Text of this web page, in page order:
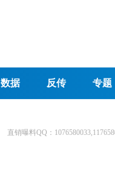
数据 反传 专题
直销曝料QQ：